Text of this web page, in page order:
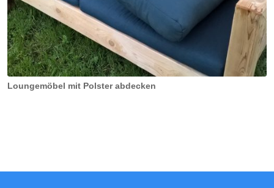
Loungemöbel mit Polster abdecken